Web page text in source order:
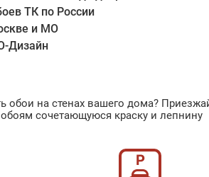
ТК по России
и МО
Дизайн
обои на стенах вашего дома?
сочетающуюся краску и лепнину